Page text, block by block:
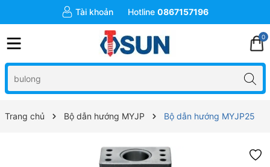
Tài khoản Hotline 0867157196
0
Trang chủ Bộ dẫn hướng MYJP Bộ dẫn hướng MYJP25